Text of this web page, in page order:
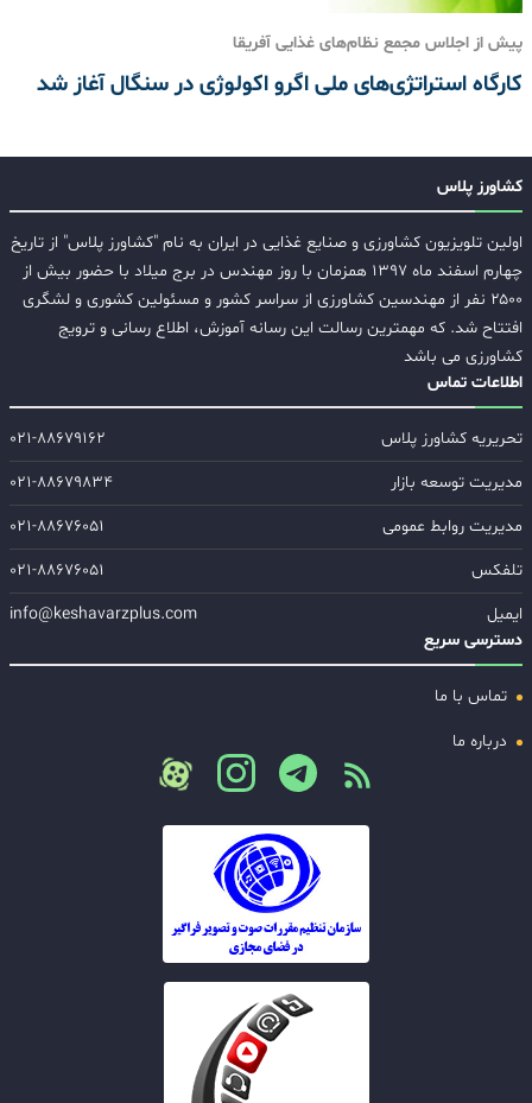
پیش از اجلاس مجمع نظام‌های غذایی آفریقا
کارگاه استراتژی‌های ملی اگرو اکولوژی در سنگال آغاز شد
کشاورز پلاس
اولین تلویزیون کشاورزی و صنایع غذایی در ایران به نام "کشاورز پلاس" از تاریخ
چهارم اسفند ماه ۱۳۹۷ همزمان با روز مهندس در برج میلاد با حضور بیش از
۲۵۰۰ نفر از مهندسین کشاورزی از سراسر کشور و مسئولین کشوری و لشگری
افتتاح شد. که مهمترین رسالت این رسانه آموزش، اطلاع رسانی و ترویج
کشاورزی می باشد
اطلاعات تماس
تحریریه کشاورز پلاس
۰۲۱-۸۸۶۷۹۱۶۲
مدیریت توسعه بازار
۰۲۱-۸۸۶۷۹۸۳۴
مدیریت روابط عمومی
۰۲۱-۸۸۶۷۶۰۵۱
تلفکس
۰۲۱-۸۸۶۷۶۰۵۱
ایمیل
info@keshavarzplus.com
دسترسی سریع
تماس با ما
درباره ما